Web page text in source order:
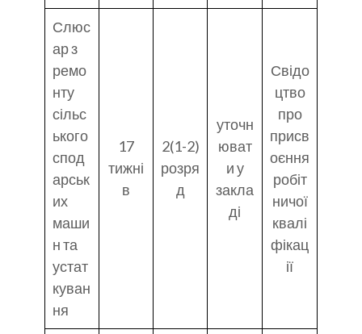
Слюс
ар з
ремо
нту
сільс
ького
спод
арськ
их
маши
н та
устат
куван
ня
17
тижні
в
2(1-2)
розря
д
уточн
юват
и у
закла
ді
Свідо
цтво
про
присв
оєння
робіт
ничої
квалі
фікац
ії